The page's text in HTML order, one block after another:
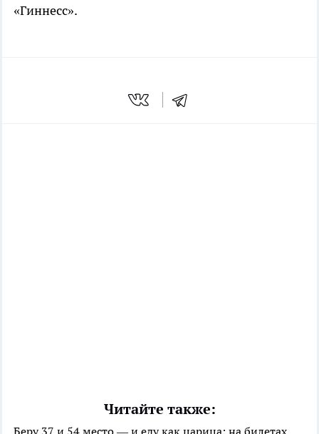
«Гиннесс».
Читайте также:
Беру 37 и 54 место — и еду как царица: на билетах